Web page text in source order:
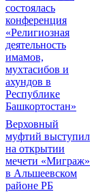
состоялась
конференция
«Религиозная
деятельность
имамов,
мухтасибов и
ахундов в
Республике
Башкортостан»
Верховный
муфтий выступил
на открытии
мечети «Миграж»
в Альшеевском
районе РБ